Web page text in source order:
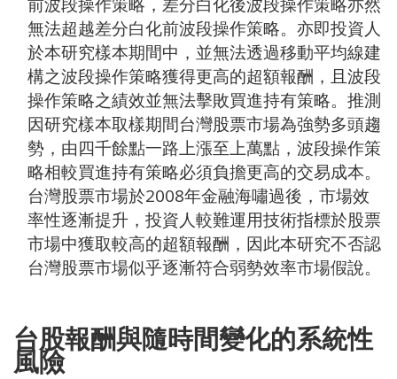
無法超越差分白化前波段操作策略。亦即投資人
於本研究樣本期間中，並無法透過移動平均線建
構之波段操作策略獲得更高的超額報酬，且波段
操作策略之績效並無法擊敗買進持有策略。推測
因研究樣本取樣期間台灣股票市場為強勢多頭趨
勢，由四千餘點一路上漲至上萬點，波段操作策
略相較買進持有策略必須負擔更高的交易成本。
台灣股票市場於2008年金融海嘯過後，市場效
率性逐漸提升，投資人較難運用技術指標於股票
市場中獲取較高的超額報酬，因此本研究不否認
台灣股票市場似乎逐漸符合弱勢效率市場假說。
台股報酬與隨時間變化的系統性
風險